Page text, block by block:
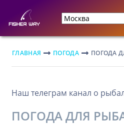
ГЛАВНАЯ ПОГОДА ПОГОДА
Наш телеграм канал о
ПОГОДА ДЛЯ